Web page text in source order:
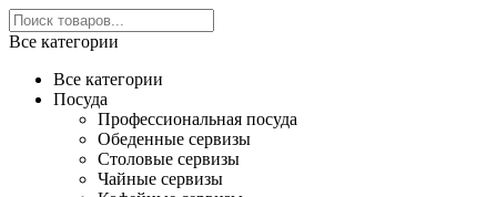
Все категории
Все категории
Посуда
Профессиональная посуда
Обеденные сервизы
Столовые сервизы
Чайные сервизы